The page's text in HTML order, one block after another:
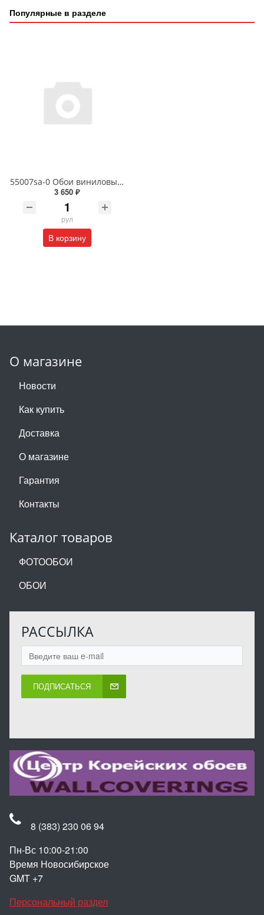
Популярные в разделе
55007sa-0 Обои виниловые на флизелиновой основе под покраску антивандальные 1.06 X 25 м
3 650 ₽
рул
В корзину
О магазине
Новости
Как купить
Доставка
О магазине
Гарантия
Контакты
Каталог товаров
ФОТООБОИ
ОБОИ
РАССЫЛКА
ПОДПИСАТЬСЯ
8 (383) 230 06 94
Пн-Вс 10:00-21:00
Время Новосибирское
GMT +7
Персональный раздел